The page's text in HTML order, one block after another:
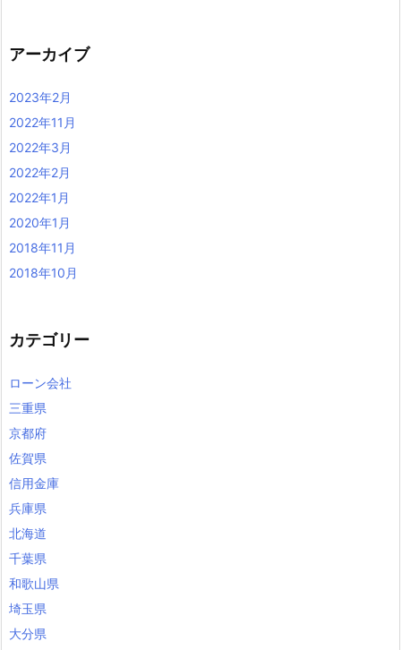
アーカイブ
2023年2月
2022年11月
2022年3月
2022年2月
2022年1月
2020年1月
2018年11月
2018年10月
カテゴリー
ローン会社
三重県
京都府
佐賀県
信用金庫
兵庫県
北海道
千葉県
和歌山県
埼玉県
大分県